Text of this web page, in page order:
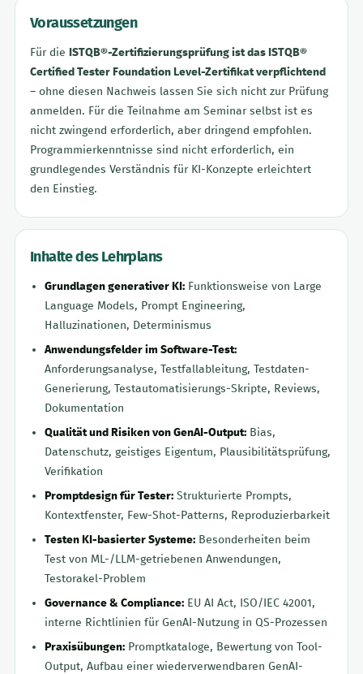
Voraussetzungen
Für die ISTQB®-Zertifizierungsprüfung ist das ISTQB®
Certified Tester Foundation Level-Zertifikat verpflichtend
– ohne diesen Nachweis lassen Sie sich nicht zur Prüfung
anmelden. Für die Teilnahme am Seminar selbst ist es
nicht zwingend erforderlich, aber dringend empfohlen.
Programmierkenntnisse sind nicht erforderlich, ein
grundlegendes Verständnis für KI-Konzepte erleichtert
den Einstieg.
Inhalte des Lehrplans
Grundlagen generativer KI: Funktionsweise von Large
Language Models, Prompt Engineering,
Halluzinationen, Determinismus
Anwendungsfelder im Software-Test:
Anforderungsanalyse, Testfallableitung, Testdaten-
Generierung, Testautomatisierungs-Skripte, Reviews,
Dokumentation
Qualität und Risiken von GenAI-Output: Bias,
Datenschutz, geistiges Eigentum, Plausibilitätsprüfung,
Verifikation
Promptdesign für Tester: Strukturierte Prompts,
Kontextfenster, Few-Shot-Patterns, Reproduzierbarkeit
Testen KI-basierter Systeme: Besonderheiten beim
Test von ML-/LLM-getriebenen Anwendungen,
Testorakel-Problem
Governance & Compliance: EU AI Act, ISO/IEC 42001,
interne Richtlinien für GenAI-Nutzung in QS-Prozessen
Praxisübungen: Promptkataloge, Bewertung von Tool-
Output, Aufbau einer wiederverwendbaren GenAI-